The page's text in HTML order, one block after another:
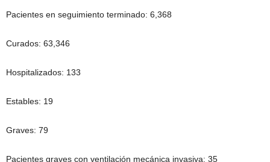
Pacientes en seguimiento terminado: 6,368
Curados: 63,346
Hospitalizados: 133
Estables: 19
Graves: 79
Pacientes graves con ventilación mecánica invasiva: 35